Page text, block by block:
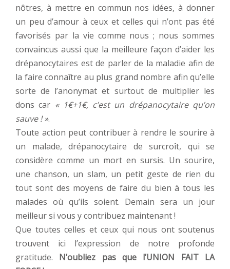
nôtres, à mettre en commun nos idées, à donner
un peu d’amour à ceux et celles qui n’ont pas été
favorisés par la vie comme nous ; nous sommes
convaincus aussi que la meilleure façon d’aider les
drépanocytaires est de parler de la maladie afin de
la faire connaître au plus grand nombre afin qu’elle
sorte de l’anonymat et surtout de multiplier les
dons car « 1€+1€, c’est un drépanocytaire qu’on
sauve ! ».
Toute action peut contribuer à rendre le sourire à
un malade, drépanocytaire de surcroît, qui se
considère comme un mort en sursis. Un sourire,
une chanson, un slam, un petit geste de rien du
tout sont des moyens de faire du bien à tous les
malades où qu’ils soient. Demain sera un jour
meilleur si vous y contribuez maintenant !
Que toutes celles et ceux qui nous ont soutenus
trouvent ici l’expression de notre profonde
gratitude. N’oubliez pas que l’UNION FAIT LA